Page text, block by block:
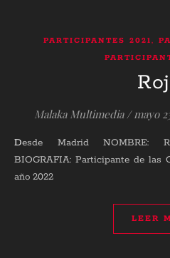
PARTICIPANTES 2021,
Malaka Multimedia / mayo
Desde Madrid NOMBRE: Rojo LOCALIDAD: Madrid
BIOGRAFIA: Participante de las
año 2022
LEER